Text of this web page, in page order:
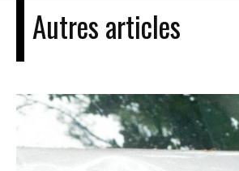
Autres articles